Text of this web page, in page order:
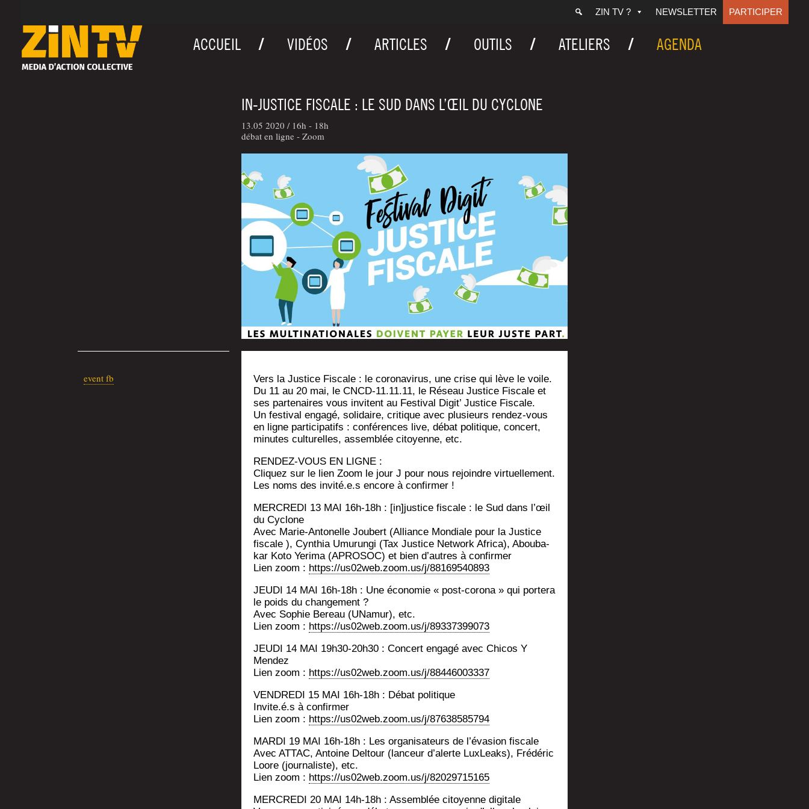
ZIN TV ? NEWSLETTER PARTICIPER
ACCUEIL VIDÉOS ARTICLES OUTILS ATELIERS AGENDA
IN-JUSTICE FISCALE : LE SUD DANS L’ŒIL DU CYCLONE
13.05 2020 / 16h - 18h
débat en ligne - Zoom
event fb
Vers la Jus­tice Fis­cale : le coro­na­vi­rus, une crise qui lève le voile.
Du 11 au 20 mai, le CNCD-11.11.11, le Réseau Jus­tice Fis­cale et
ses par­te­naires vous invitent au Fes­ti­val Digit’ Jus­tice Fiscale.
Un fes­ti­val enga­gé, soli­daire, cri­tique avec plu­sieurs ren­dez-vous
en ligne par­ti­ci­pa­tifs : confé­rences live, débat poli­tique, concert,
minutes cultu­relles, assem­blée citoyenne, etc.
RENDEZ-VOUS EN LIGNE :
Cli­quez sur le lien Zoom le jour J pour nous rejoindre virtuellement.
Les noms des invité.e.s encore à confirmer !
MERCREDI 13 MAI 16h-18h : [in]justice fis­cale : le Sud dans l’œil
du Cyclone
Avec Marie-Anto­nelle Jou­bert (Alliance Mon­diale pour la Jus­tice
fis­cale ), Cyn­thia Umu­run­gi (Tax Jus­tice Net­work Afri­ca), Abou­ba­
kar Koto Yeri­ma (APROSOC) et bien d’autres à confirmer
Lien zoom : https://us02web.zoom.us/j/88169540893
JEUDI 14 MAI 16h-18h : Une éco­no­mie « post-coro­na » qui por­te­ra
le poids du changement ?
Avec Sophie Bereau (UNa­mur), etc.
Lien zoom : https://us02web.zoom.us/j/89337399073
JEUDI 14 MAI 19h30-20h30 : Concert enga­gé avec Chi­cos Y
Mendez
Lien zoom : https://us02web.zoom.us/j/88446003337
VENDREDI 15 MAI 16h-18h : Débat politique
Invite.é.s à confirmer
Lien zoom : https://us02web.zoom.us/j/87638585794
MARDI 19 MAI 16h-18h : Les orga­ni­sa­teurs de l’évasion fiscale
Avec ATTAC, Antoine Del­tour (lan­ceur d’a­lerte Lux­Leaks), Fré­dé­ric
Loore (jour­na­liste), etc.
Lien zoom : https://us02web.zoom.us/j/82029715165
MERCREDI 20 MAI 14h-18h : Assem­blée citoyenne digitale